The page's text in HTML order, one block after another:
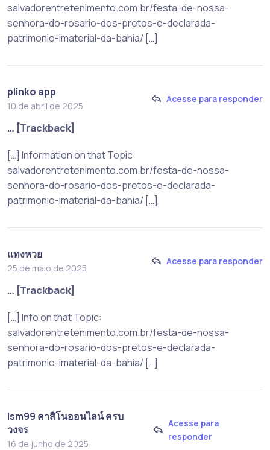
salvadorentretenimento.com.br/festa-de-nossa-
senhora-do-rosario-dos-pretos-e-declarada-
patrimonio-imaterial-da-bahia/ […]
plinko app
10 de abril de 2025
Acesse para responder
… [Trackback]
[…] Information on that Topic:
salvadorentretenimento.com.br/festa-de-nossa-
senhora-do-rosario-dos-pretos-e-declarada-
patrimonio-imaterial-da-bahia/ […]
แทงหวย
25 de maio de 2025
Acesse para responder
… [Trackback]
[…] Info on that Topic:
salvadorentretenimento.com.br/festa-de-nossa-
senhora-do-rosario-dos-pretos-e-declarada-
patrimonio-imaterial-da-bahia/ […]
lsm99 คาสิโนออนไลน์ ครบ
วงจร
16 de junho de 2025
Acesse para
responder